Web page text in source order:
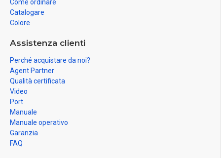
Come ordinare
Catalogare
Colore
Assistenza clienti
Perché acquistare da noi?
Agent Partner
Qualità certificata
Video
Port
Manuale
Manuale operativo
Garanzia
FAQ